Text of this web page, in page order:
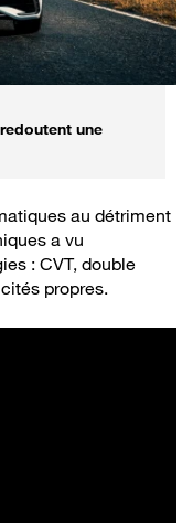
une
au détriment
a vu
: CVT, double
propres.